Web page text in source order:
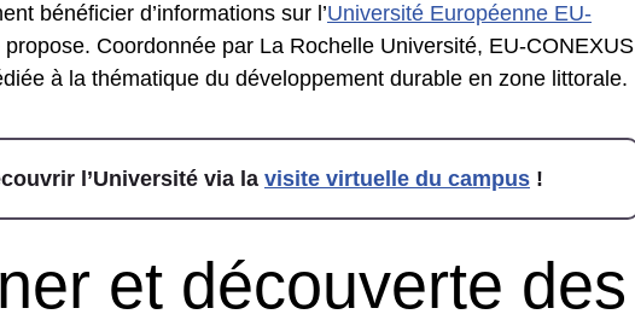
bénéficier d’informations sur l’Université Européenne EU-
propose. Coordonnée par La Rochelle Université, EU-CONEXUS
à la thématique du développement durable en zone littorale.
l’Université via la visite virtuelle du campus !
et découverte des